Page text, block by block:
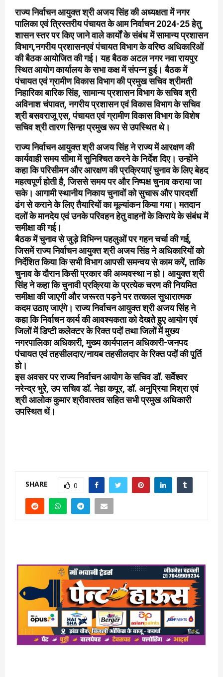
राज्य निर्वाचन आयुक्त श्री अजय सिंह की अध्यक्षता में नगर
पालिका एवं त्रिस्तरीय पंचायत के आम निर्वाचन 2024-25 हेतु
शासन स्तर पर किए जाने वाले कार्यों के संबंध में सामान्य प्रशासन
विभाग,नगरीय प्रशासनएवं पंचायत विभाग के वरिष्ठ अधिकारिओं
की बैठक आयोजित की गई। यह बैठक अटल नगर नवा रायपुर
स्थित आयोग कार्यालय के सभा कक्ष में संपन्न हुई। बैठक में
पंचायत एवं ग्रामीण विकास विभाग की प्रमुख सचिव श्रीमती
निहारिका बारिक सिंह, सामान्य प्रशासन विभाग के सचिव श्री
अविनाश चंपावत, नगरीय प्रशासन एवं विकास विभाग के सचिव
श्री बसवराजू एस, पंचायत एवं ग्रामीण विकास विभाग के विशेष
सचिव श्री तारण सिन्हा प्रमुख रूप से उपस्थित थे।
राज्य निर्वाचन आयुक्त श्री अजय सिंह ने राज्य में आरक्षण की
कार्यवाही समय सीमा में सुनिश्चित करने के निर्देश दिए। उन्होंने
कहा कि परिसीमन और आरक्षण की प्रक्रियाएं चुनाव के लिए बेहद
महत्वपूर्ण होती है, जिससे समय पर और निष्पक्ष चुनाव कराया जा
सके। आगामी स्थानीय निकाय चुनावों को सुचारू और पारदर्शी
ढंग से कराने के लिए तैयारियों का मूल्यांकन किया गया। मतदान
दलों के मानदेय एवं उनके परिवहन हेतु वाहनों के किराये के संबंध में
समीक्षा की गई।
बैठक में चुनाव से जुड़े विभिन्न पहलुओं पर गहन चर्चा की गई,
जिसमें राज्य निर्वाचन आयुक्त श्री अजय सिंह ने अधिकारियों को
निर्देशित किया कि सभी विभाग आपसी समन्वय से काम करें, ताकि
चुनाव के दौरान किसी प्रकार की अव्यवस्था न हो। आयुक्त श्री
सिंह ने कहा कि चुनावी प्रक्रिया के प्रत्येक चरण की नियमित
समीक्षा की जाएगी और जरूरत पड़ने पर तत्काल सुधारात्मक
कदम उठाए जाएंगे। राज्य निर्वाचन आयुक्त श्री अजय सिंह ने
कहा कि निर्वाचन कार्य की आवश्यकता को देखते हुए आयोग एवं
जिलों में डिप्टी कलेक्टर के रिक्त पदों तथा जिलों में मुख्य
नगरपालिका अधिकारी, मुख्य कार्यपालन अधिकारी-जनपद
पंचायत एवं तहसीलदार/नायब तहसीलदार के रिक्त पदों की पूर्ति
हो।
इस अवसर पर राज्य निर्वाचन आयोग के सचिव डॉ. सर्वेश्वर
नरेन्द्र भुरे, उप सचिव डॉ. नेहा कपूर, डॉ. अनुप्रिया मिश्रा एवं
श्री आलोक कुमार श्रीवास्तव सहित सभी प्रमुख अधिकारी
उपस्थित थें।
SHARE 0